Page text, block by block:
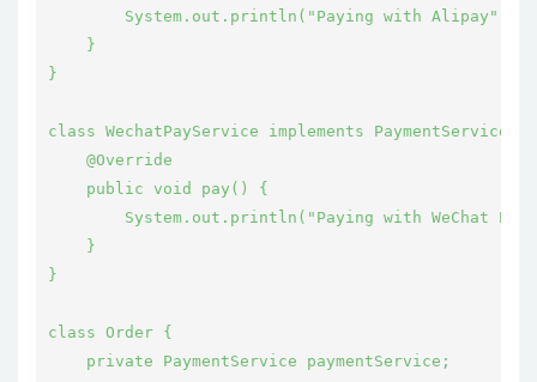
        System.out.println("Paying with Alipay");
    }
}
class WechatPayService implements PaymentService {
    @Override
    public void pay() {
System.out.println("Paying with WeChat
    }
}
class Order {
    private PaymentService paymentService;